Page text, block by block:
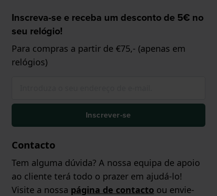
Inscreva-se e receba um desconto de 5€ no
seu relógio!
Para compras a partir de €75,- (apenas em
relógios)
Inscrever-se
Contacto
Tem alguma dúvida? A nossa equipa de apoio
ao cliente terá todo o prazer em ajudá-lo!
Visite a nossa página de contacto ou envie-